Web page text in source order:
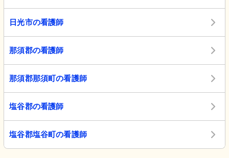
日光市の看護師
那須郡の看護師
那須郡那須町の看護師
塩谷郡の看護師
塩谷郡塩谷町の看護師